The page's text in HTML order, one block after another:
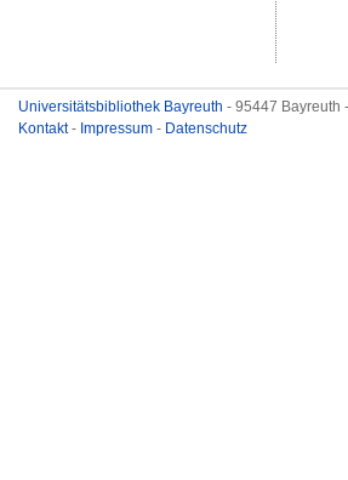
Universitätsbibliothek Bayreuth - 95447 Bayreuth
Kontakt- Impressum - Datenschutz